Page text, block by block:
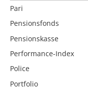
Pari
Pensionsfonds
Pensionskasse
Performance-Index
Police
Portfolio